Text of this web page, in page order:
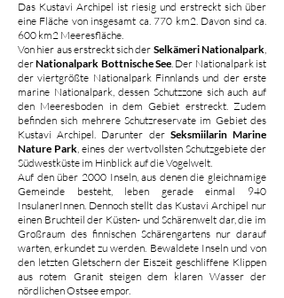
Das Kustavi Archipel ist riesig und erstreckt sich über
eine Fläche von insgesamt ca. 770 km2. Davon sind ca.
600 km2 Meeresfläche.
Von hier aus erstreckt sich der Selkämeri Nationalpark,
derNationalpark Bottnische See. Der Nationalpark ist
der viertgrößte Nationalpark Finnlands und der erste
marine Nationalpark, dessen Schutzzone sich auch auf
den Meeresboden in dem Gebiet erstreckt. Zudem
befinden sich mehrere Schutzreservate im Gebiet des
Kustavi Archipel. Darunter der Seksmiilarin Marine
Nature Park, eines der wertvollsten Schutzgebiete der
Südwestküste im Hinblick auf die Vogelwelt.
Auf den über 2000 Inseln, aus denen die gleichnamige
Gemeinde besteht, leben gerade einmal 940
InsulanerInnen. Dennoch stellt das Kustavi Archipel nur
einen Bruchteil der Küsten- und Schärenwelt dar, die im
Großraum des finnischen Schärengartens nur darauf
warten, erkundet zu werden. Bewaldete Inseln und von
den letzten Gletschern der Eiszeit geschliffene Klippen
aus rotem Granit steigen dem klaren Wasser der
nördlichen Ostsee empor.